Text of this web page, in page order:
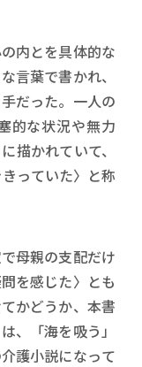
内とを具体的な
言葉で書かれ、
だった。一人の
的な状況や無力
描かれていて、
っていた〉と称
母親の支配だけ
を感じた〉とも
かどうか、本書
、「海を吸う」
護小説になって